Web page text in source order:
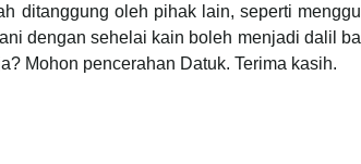
ditanggung oleh pihak lain, seperti
dengan sehelai kain boleh menjadi dalil
Mohon pencerahan Datuk. Terima kasih.